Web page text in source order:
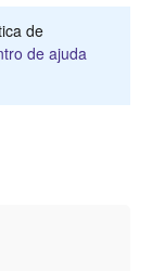
de
de ajuda